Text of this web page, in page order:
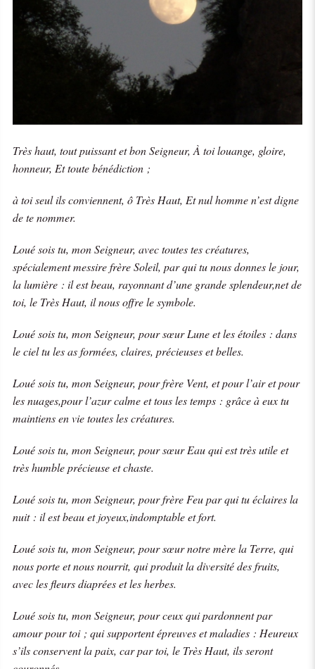
Très haut, tout puissant et bon Seigneur, À toi louange, gloire,
honneur, Et toute bénédiction ;
à toi seul ils conviennent, ô Très Haut, Et nul homme n’est digne
de te nommer.
Loué sois tu, mon Seigneur, avec toutes tes créatures,
spécialement messire frère Soleil, par qui tu nous donnes le jour,
la lumière : il est beau, rayonnant d’une grande splendeur,net de
toi, le Très Haut, il nous offre le symbole.
Loué sois tu, mon Seigneur, pour sœur Lune et les étoiles : dans
le ciel tu les as formées, claires, précieuses et belles.
Loué sois tu, mon Seigneur, pour frère Vent, et pour l’air et pour
les nuages,pour l’azur calme et tous les temps : grâce à eux tu
maintiens en vie toutes les créatures.
Loué sois tu, mon Seigneur, pour sœur Eau qui est très utile et
très humble précieuse et chaste.
Loué sois tu, mon Seigneur, pour frère Feu par qui tu éclaires la
nuit : il est beau et joyeux,indomptable et fort.
Loué sois tu, mon Seigneur, pour sœur notre mère la Terre, qui
nous porte et nous nourrit, qui produit la diversité des fruits,
avec les fleurs diaprées et les herbes.
Loué sois tu, mon Seigneur, pour ceux qui pardonnent par
amour pour toi ; qui supportent épreuves et maladies : Heureux
s’ils conservent la paix, car par toi, le Très Haut, ils seront